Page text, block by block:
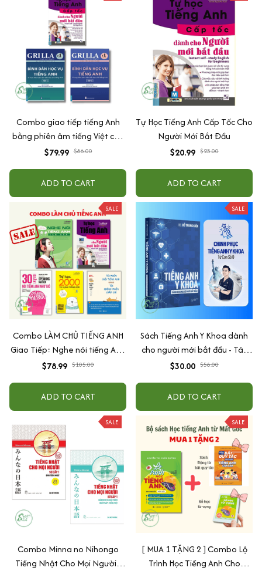
Combo giao tiếp tiếng Anh
bằng phiên âm tiếng Việt cho
người mất gốc (Bình dân học
học tiếng anh cấp tốc dành
$79.99 $86.00
ADD TO CART
Tự Học Tiếng Anh Cấp Tốc Cho
Người Mới Bắt Đầu
$20.99 $25.00
ADD TO CART
SALE
Combo LÀM CHỦ TIẾNG ANH
Giao Tiếp: Nghe nói tiếng Anh
căn bản + Tự học tiếng Anh
+ 30 giây nói tiếng Anh như gió
Anh theo chủ đề + Tôi muốn
giỏi tiếng Anh nhưng tôi không
muốn chăm chỉ
$78.99 $105.00
ADD TO CART
SALE
Sách Tiếng Anh Y Khoa dành
cho người mới bắt đầu - Tác
giả BS. Đỗ Trung Kiên
$30.00 $58.00
ADD TO CART
SALE
Combo Minna no Nihongo
Tiếng Nhật Cho Mọi Người -
SALE
[ MUA 1 TẶNG 2 ] Combo Lộ
Trình Học Tiếng Anh Cho